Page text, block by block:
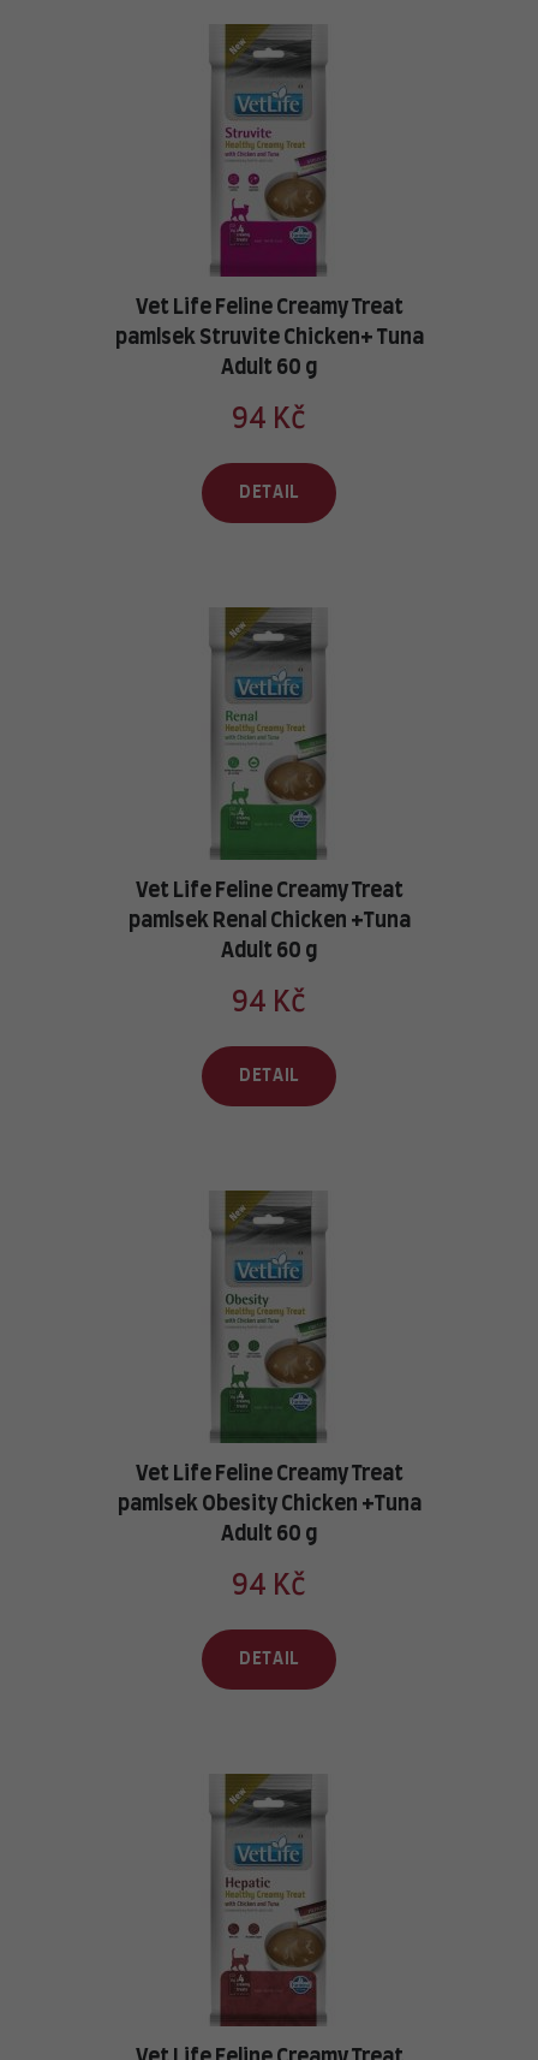
Vet Life Feline Creamy Treat
pamlsek Struvite Chicken+ Tuna
Adult 60 g
94 Kč
DETAIL
Vet Life Feline Creamy Treat
pamlsek Renal Chicken +Tuna
Adult 60 g
94 Kč
DETAIL
Vet Life Feline Creamy Treat
pamlsek Obesity Chicken +Tuna
Adult 60 g
94 Kč
DETAIL